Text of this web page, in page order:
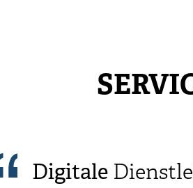
Digitale